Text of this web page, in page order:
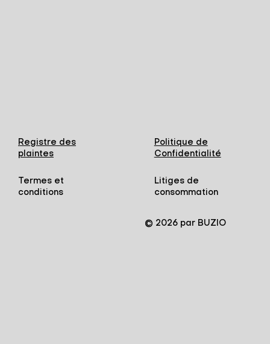
Registre des
plaintes
Politique de
Confidentialité
Termes et
conditions
Litiges de
consommation
© 2026 par BUZIO